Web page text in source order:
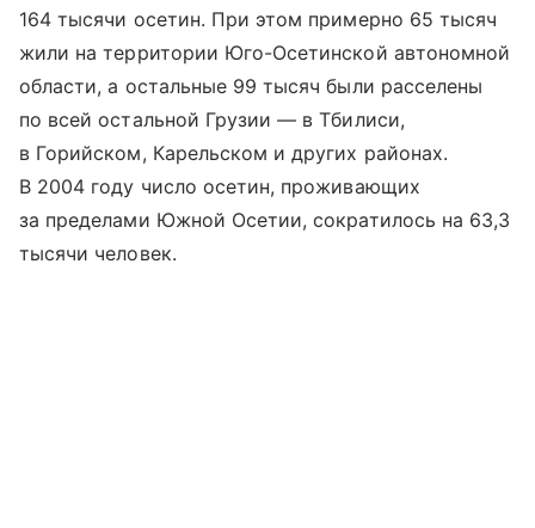
164 тысячи осетин. При этом примерно 65 тысяч
жили на территории Юго-Осетинской автономной
области, а остальные 99 тысяч были расселены
по всей остальной Грузии — в Тбилиси,
в Горийском, Карельском и других районах.
В 2004 году число осетин, проживающих
за пределами Южной Осетии, сократилось на 63,3
тысячи человек.